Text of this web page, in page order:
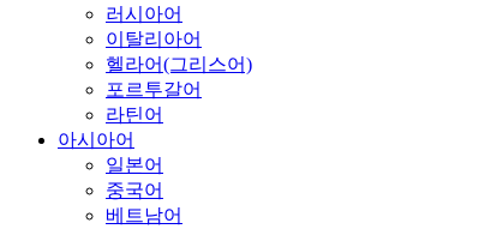
러시아어
이탈리아어
헬라어(그리스어)
포르투갈어
라틴어
아시아어
일본어
중국어
베트남어